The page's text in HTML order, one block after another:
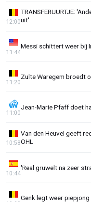
TRANSFERUURTJE:
uit'
12:00
Messi schittert weer bij
11:44
Zulte Waregem broedt
11:20
Jean-Marie Pfaff doet
11:00
Van den Heuvel geeft
OHL
10:58
'Real gruwelt na zeer
10:44
Genk legt weer